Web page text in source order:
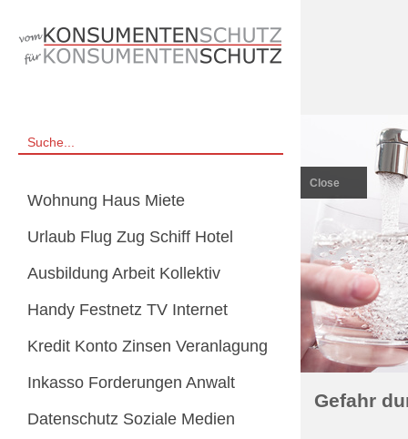
Wohnung Haus Miete
Urlaub Flug Zug Schiff Hotel
Ausbildung Arbeit Kollektiv
Handy Festnetz TV Internet
Kredit Konto Zinsen Veranlagung
Inkasso Forderungen Anwalt
Datenschutz Soziale Medien
Close
Gefahr